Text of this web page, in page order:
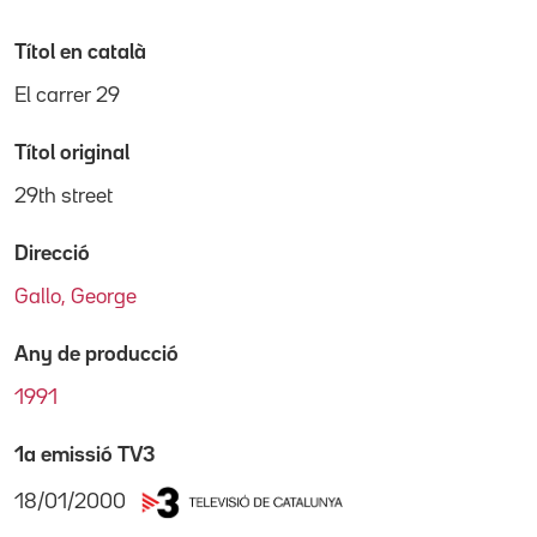
Títol en català
El carrer 29
Títol original
29th street
Direcció
Gallo, George
Any de producció
1991
1a emissió TV3
18/01/2000